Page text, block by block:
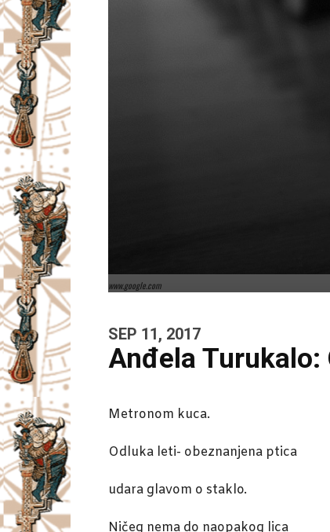
www.google.com
SEP 11, 2017
Anđela Turukalo:
Metronom kuca.
Odluka leti- obeznanjena ptica
udara glavom o staklo.
Ničeg nema do naopakog lica